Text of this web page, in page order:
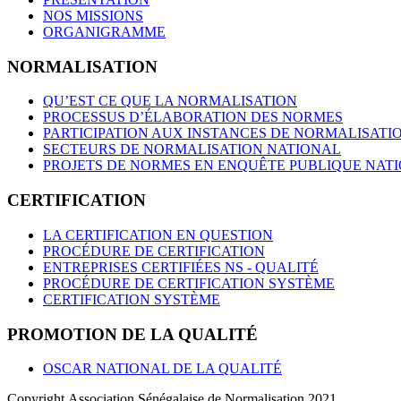
NOS MISSIONS
ORGANIGRAMME
NORMALISATION
QU’EST CE QUE LA NORMALISATION
PROCESSUS D’ÉLABORATION DES NORMES
PARTICIPATION AUX INSTANCES DE
SECTEURS DE NORMALISATION NATIONAL
PROJETS DE NORMES EN ENQUÊTE PUBLIQUE
CERTIFICATION
LA CERTIFICATION EN QUESTION
PROCÉDURE DE CERTIFICATION
ENTREPRISES CERTIFIÉES NS - QUALITÉ
PROCÉDURE DE CERTIFICATION SYSTÈME
CERTIFICATION SYSTÈME
PROMOTION DE LA QUALITÉ
OSCAR NATIONAL DE LA QUALITÉ